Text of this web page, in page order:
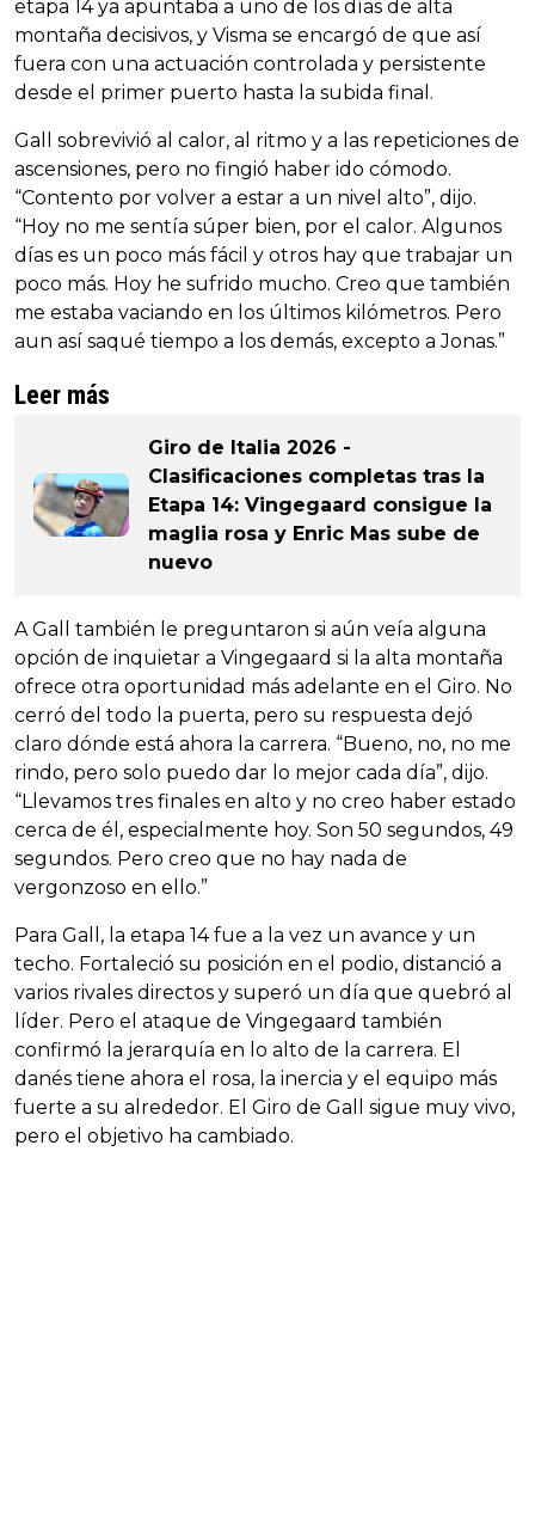
etapa 14 ya apuntaba a uno de los días de alta
montaña decisivos, y Visma se encargó de que así
fuera con una actuación controlada y persistente
desde el primer puerto hasta la subida final.
Gall sobrevivió al calor, al ritmo y a las repeticiones de
ascensiones, pero no fingió haber ido cómodo.
“Contento por volver a estar a un nivel alto”, dijo.
“Hoy no me sentía súper bien, por el calor. Algunos
días es un poco más fácil y otros hay que trabajar un
poco más. Hoy he sufrido mucho. Creo que también
me estaba vaciando en los últimos kilómetros. Pero
aun así saqué tiempo a los demás, excepto a Jonas.”
Leer más
Giro de Italia 2026 -
Clasificaciones completas tras la
Etapa 14: Vingegaard consigue la
maglia rosa y Enric Mas sube de
nuevo
A Gall también le preguntaron si aún veía alguna
opción de inquietar a Vingegaard si la alta montaña
ofrece otra oportunidad más adelante en el Giro. No
cerró del todo la puerta, pero su respuesta dejó
claro dónde está ahora la carrera. “Bueno, no, no me
rindo, pero solo puedo dar lo mejor cada día”, dijo.
“Llevamos tres finales en alto y no creo haber estado
cerca de él, especialmente hoy. Son 50 segundos, 49
segundos. Pero creo que no hay nada de
vergonzoso en ello.”
Para Gall, la etapa 14 fue a la vez un avance y un
techo. Fortaleció su posición en el podio, distanció a
varios rivales directos y superó un día que quebró al
líder. Pero el ataque de Vingegaard también
confirmó la jerarquía en lo alto de la carrera. El
danés tiene ahora el rosa, la inercia y el equipo más
fuerte a su alrededor. El Giro de Gall sigue muy vivo,
pero el objetivo ha cambiado.